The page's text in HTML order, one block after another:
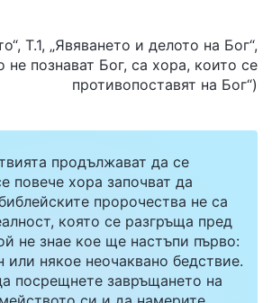
Т.1, „Явяването и делото на Бог“,
не познават Бог, са хора, които се
противопоставят на Бог“)
продължават да се
повече хора започват да
пророчества не са
която се разгръща пред
не знае кое ще настъпи първо:
или някое неочаквано бедствие.
посрещнете завръщането на